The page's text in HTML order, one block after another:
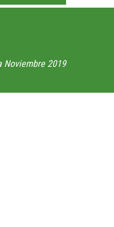
Noviembre 2019